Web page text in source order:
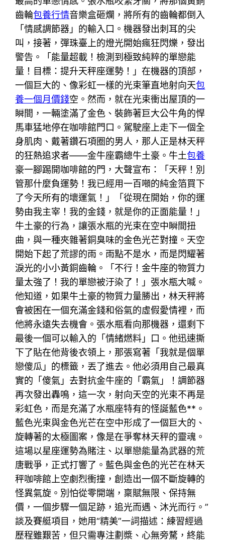
齒輪包養行情音樂盒砸爛，將所有的齒輪都倒入
「情感調節器」的輸入口。機器發出刺耳的尖
叫，接著，彈珠臺上的燈光開始瘋狂閃爍，發出
警告。「能量超載！檢測到極致純粹的單戀能
量！目標：提升天秤座運勢！」在機器的頂部，
一個巨大的、像彩虹一樣的光束筆直地射向天包
養一個月價錢空。然而，就在光束衝出屋頂的一
瞬間，一輛塗滿了金色、裝飾著巨大公牛角的悍
馬車猛地停在咖啡館門口。駕駛座上走下一個全
身肌肉、戴著鑽石項圈的男人，那人正是林天秤
的狂熱追求者——金牛座霸總牛土豪。牛土包養
豪一腳踢開咖啡館的門，大聲宣布：「天秤！別
管那什麼負運勢！我已經用一百噸的純金箔買下
了今天所有的壞運氣！」「從現在開始，你的運
勢由我主宰！我的金錢，就是你的正面能量！」
牛土豪的行為，讓張水瓶的光束在空中瞬間扭
曲，與一種夾雜著銅臭味的金色光芒對撞。天空
開始下起了荒謬的雨。雨點不是水，而是閃耀著
淚光的小小黃銅齒輪。「不行！金牛座的物質力
量太強了！我的單戀被汙染了！」張水瓶大喊。
他知道，如果牛土豪的物質力量勝出，林天秤將
會被困在一個充滿金錢和俗氣的虛假愛情裡，而
他將永遠失去機會。張水瓶看向那機器，還剩下
最後一個可以輸入的「情緒燃料」口。他迅速撕
下了貼在他背後衣領上，那張寫著「我就是個單
戀傻瓜」的標籤，丟了進去。他必須用自己最真
實的「傻氣」去對抗金牛座的「霸氣」！調節器
再次發出轟鳴，這一次，射向天空的光束不再是
彩虹色，而是充滿了水瓶座特有的怪誕藍色**。
藍色光束與金色光芒在空中形成了一個巨大的、
旋轉著的太極圖案，像是在爭奪林天秤的靈魂。
這場以星座運勢為賭注、以單戀能量為武器的荒
唐戰爭，正式打響了。藍色與金色的光芒在林天
秤咖啡館上空劇烈衝撞，創造出一個不斷旋轉的
怪異氣旋。別怕從零開端，稟賦無限、保持無
價，一個步驟一個足跡，追光而遇、沐光而行。”
談及賽艇項目，她用“精美”一詞描述：練習經過
歷程雖艱苦，但只需專注劃槳、心無旁騖，終能